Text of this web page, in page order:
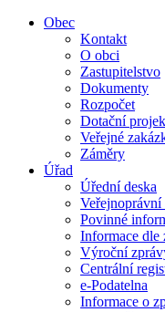
Obec
Kontakt
O obci
Zastupitelstvo
Dokumenty
Rozpočet
Dotační
Veřejné
Záměry
Úřad
Úřední deska
Povinné
Informace dle
Výroční
Centrální
e-Podatelna
Informace o